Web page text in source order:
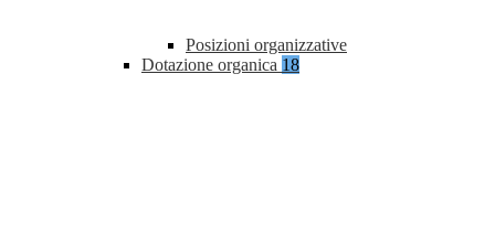
Posizioni organizzative
Dotazione organica 18